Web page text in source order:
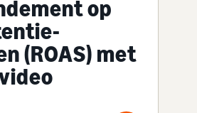
op
(ROAS) met